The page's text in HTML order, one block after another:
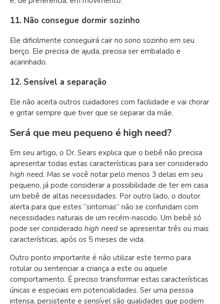
11. Não consegue dormir sozinho
Ele dificilmente conseguirá cair no sono sozinho em seu
berço. Ele precisa de ajuda, precisa ser embalado e
acarinhado.
12. Sensível a separação
Ele não aceita outros cuidadores com facilidade e vai chorar
e gritar sempre que tiver que se separar da mãe.
Será que meu pequeno é high need?
Em seu artigo, o Dr. Sears explica que o bebê não precisa
apresentar todas estas características para ser considerado
high need. Mas se você notar pelo menos 3 delas em seu
pequeno, já pode considerar a possibilidade de ter em casa
um bebê de altas necessidades. Por outro lado, o doutor
alerta para que estes “sintomas” não se confundam com
necessidades naturais de um recém-nascido. Um bebê só
pode ser considerado high need se apresentar três ou mais
características, após os 5 meses de vida.
Outro ponto importante é não utilizar este termo para
rotular ou sentenciar a criança a este ou aquele
comportamento. É preciso transformar estas características
únicas e especiais em potencialidades. Ser uma pessoa
intensa, persistente e sensível são qualidades que podem